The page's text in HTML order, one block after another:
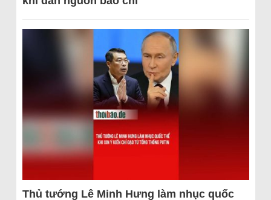
Thủ tướng Lê Minh Hưng làm nhục quốc